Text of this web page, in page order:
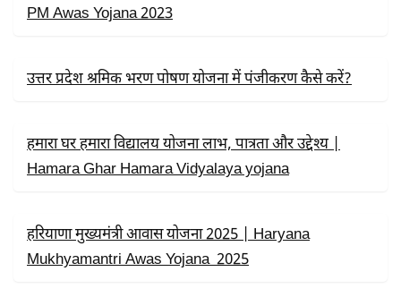
PM Awas Yojana 2023
उत्तर प्रदेश श्रमिक भरण पोषण योजना में पंजीकरण कैसे करें?
हमारा घर हमारा विद्यालय योजना लाभ, पात्रता और उद्देश्य |
Hamara Ghar Hamara Vidyalaya yojana
हरियाणा मुख्यमंत्री आवास योजना 2025 | Haryana
Mukhyamantri Awas Yojana 2025